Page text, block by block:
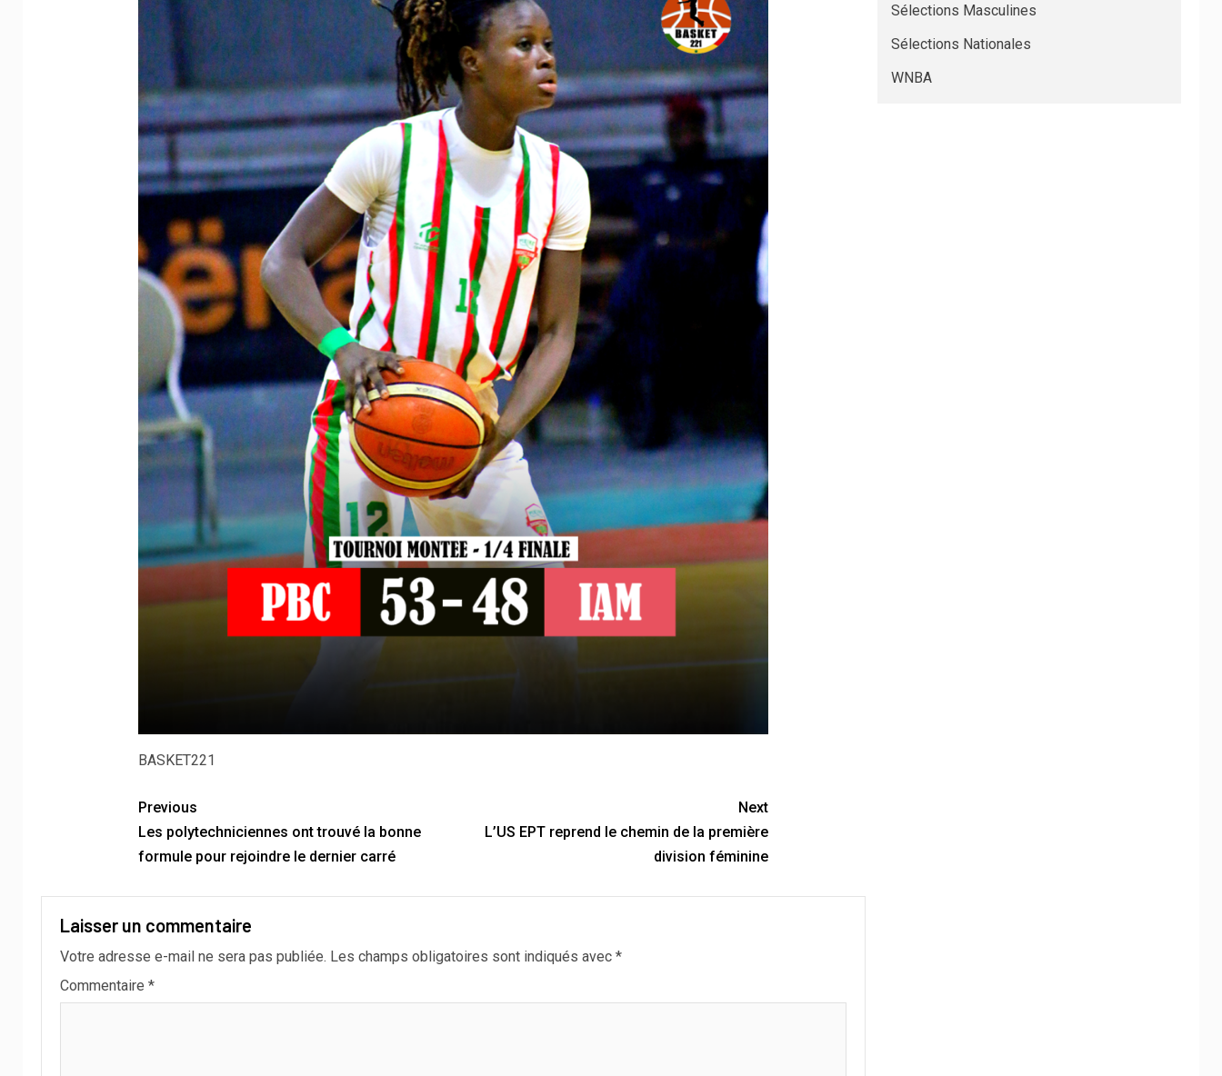
BASKET221
Previous
Les polytechniciennes ont trouvé la bonne
formule pour rejoindre le dernier carré
Next
L’US EPT reprend le chemin de la première
division féminine
Laisser un commentaire
Votre adresse e-mail ne sera pas publiée. Les champs obligatoires sont indiqués avec *
Commentaire *
Sélections Masculines
Sélections Nationales
WNBA